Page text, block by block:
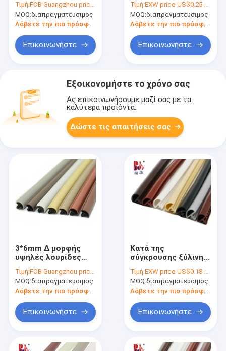
σφραγίδων πορτών
ανθεκτικότητας
κοβάλτιο-
ξύλινες
Τιμή:FOB Guangzhou price US$0.25 per meter
MOQ:διαπραγματεύσιμος
Λάβετε την πιο πρόσφατη τιμή
Επικοινωνήστε
σφραγίδες πόρτας
Απογύμνωση καιρού
Τιμή:EXW price US$0.25 per meter
MOQ:διαπραγματεύσιμος
Λάβετε την πιο πρόσφατη τιμή
Επικοινωνήστε
Εξοικονομήστε το χρόνο σας
Ας επικοινωνήσουμε μαζί σας με τα
καλύτερα προϊόντα.
Δώστε τις απαιτήσεις σας
3*6mm Δ μορφής
υψηλές λουρίδες
σφραγίδων πορτών
ανθεκτικότητας
ξύλινες καιρικές
σφραγίζοντας
Τιμή:FOB Guangzhou price US$0.25 per meter
MOQ:διαπραγματεύσιμος
Λάβετε την πιο πρόσφατη τιμή
Επικοινωνήστε
Κατά της
σύγκρουσης ξύλινη
λουρίδων
αυλακώσεων τύπων
σφραγίδα πορτών
PVC λαστιχένια
Τιμή:EXW price US$0.18 per meter
MOQ:διαπραγματεύσιμος
Επικοινωνήστε